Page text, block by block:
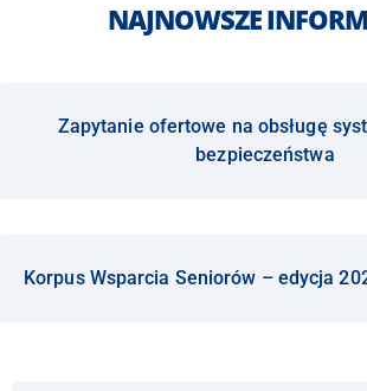
NAJNOWSZE
Zapytanie ofertowe na obsługę
bezpieczeństwa
Korpus Wsparcia Seniorów – edycja